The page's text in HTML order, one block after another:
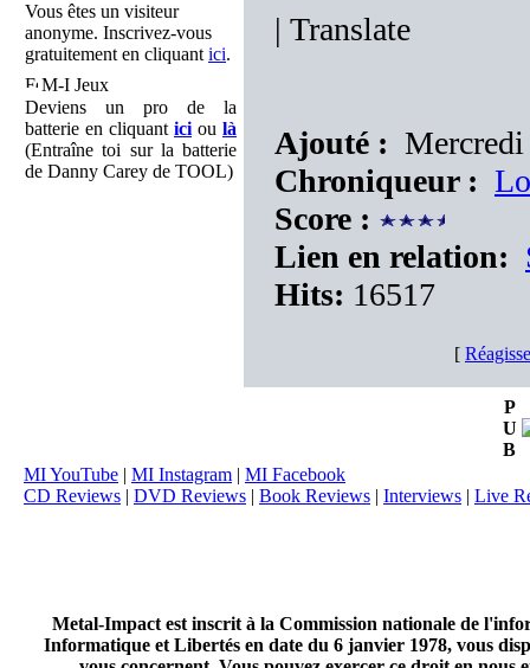
Vous êtes un visiteur
anonyme. Inscrivez-vous
gratuitement en cliquant ici.
M-I Jeux
Deviens un pro de la
batterie en cliquant ici ou là
(Entraîne toi sur la batterie
de Danny Carey de TOOL)
| Translate
Ajouté :
Chroniqueur :
Score :
Lien en relation:
Hits: 16517
[
P
U
B
MI YouTube | MI Instagram | MI Facebook
CD Reviews | DVD Reviews | Book Reviews | Interviews | Live
Metal-Impact est inscrit à la Commission nationale de
Informatique et Libertés en date du 6 janvier 1978, vous